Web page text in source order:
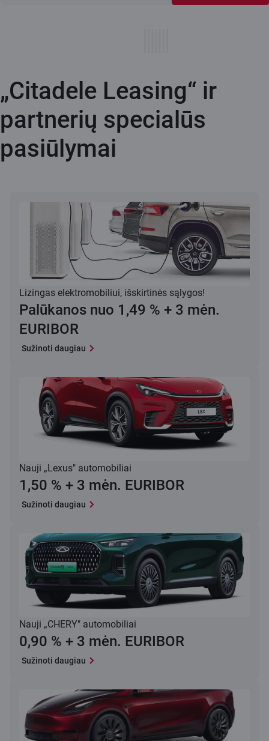
„Citadele Leasing“ ir
partnerių specialūs
pasiūlymai
Lizingas elektromobiliui, išskirtinės sąlygos!
Palūkanos nuo 1,49 % + 3 mėn.
EURIBOR
Sužinoti daugiau
Nauji „Lexus" automobiliai
1,50 % + 3 mėn. EURIBOR
Sužinoti daugiau
Nauji „CHERY" automobiliai
0,90 % + 3 mėn. EURIBOR
Sužinoti daugiau